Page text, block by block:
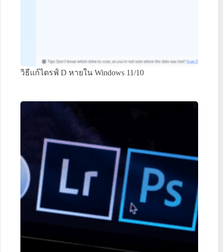
วิธีแก้ไดรฟ์ D หายใน Windows 11/10